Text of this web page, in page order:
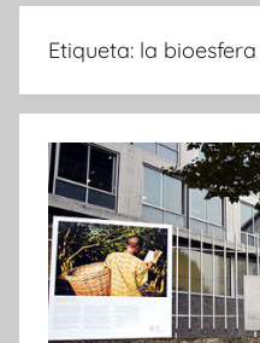
Etiqueta: la bioesfera